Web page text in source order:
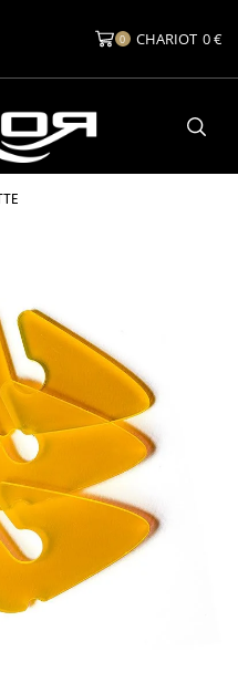
0 CHARIOT 0€